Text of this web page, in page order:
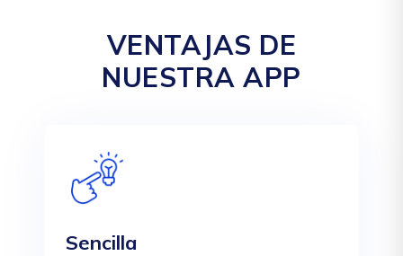
VENTAJAS DE
NUESTRA APP
Sencilla